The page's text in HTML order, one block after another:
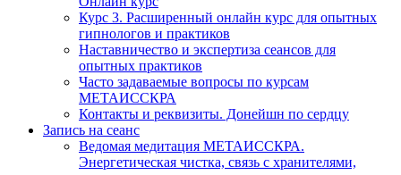
Курс 3. Расширенный онлайн курс для опытных
гипнологов и практиков
Наставничество и экспертиза сеансов для
опытных практиков
Часто задаваемые вопросы по курсам
МЕТАИССКРА
Контакты и реквизиты. Донейшн по сердцу
Запись на сеанс
Ведомая медитация МЕТАИССКРА.
Энергетическая чистка, связь с хранителями,